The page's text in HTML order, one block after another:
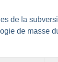
de la
de masse